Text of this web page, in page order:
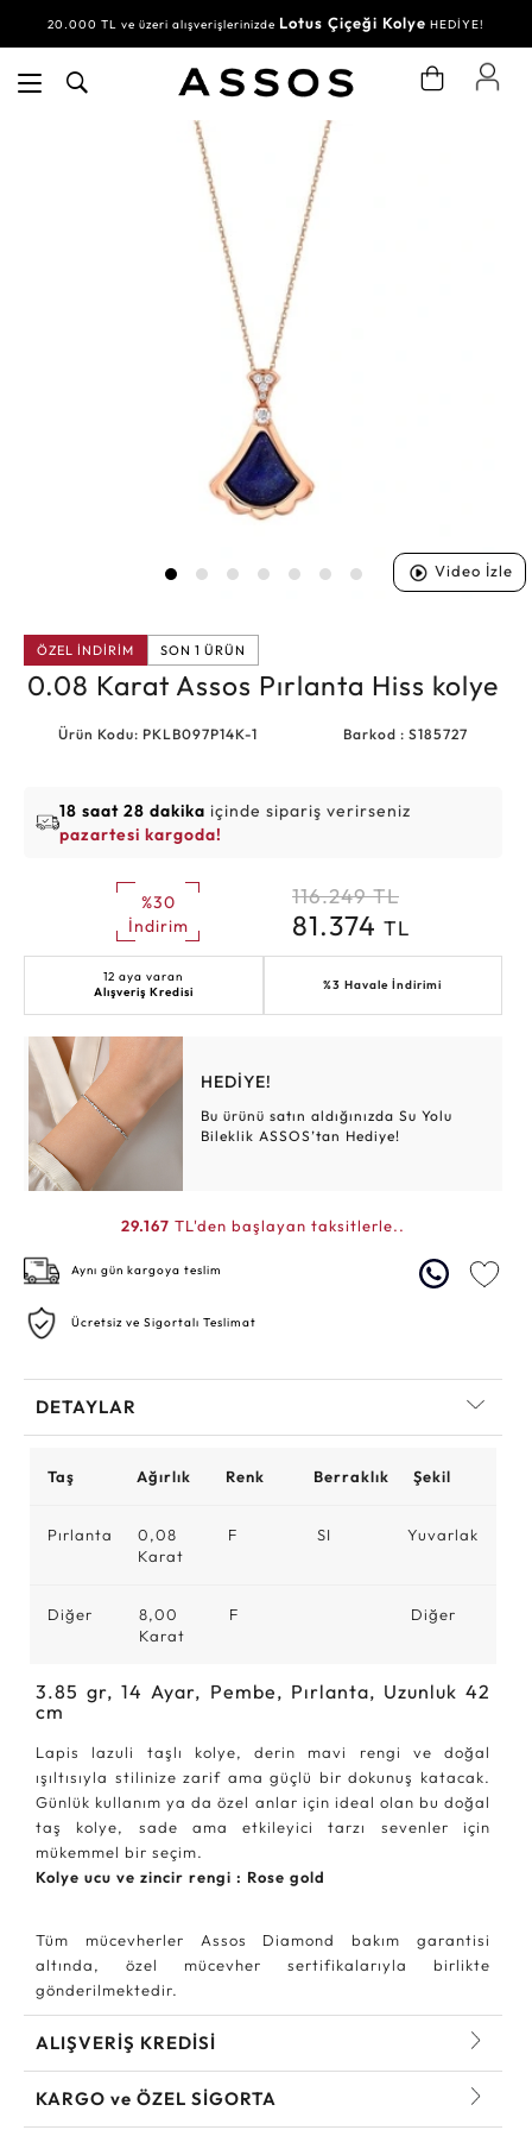
20.000 TL ve üzeri alışverişlerinizde Lotus Çiçeği Kolye HEDİYE!
Video İzle
ÖZEL İNDİRİM SON 1 ÜRÜN
0.08 Karat Assos Pırlanta Hiss kolye
Ürün Kodu: PKLB097P14K-1 Barkod : S185727
18 saat 28 dakika içinde sipariş verirseniz
pazartesi kargoda!
%30
İndirim
116.249 TL
81.374 TL
12 aya varan
Alışveriş Kredisi
%3 Havale İndirimi
HEDİYE!
Bu ürünü satın aldığınızda Su Yolu
Bileklik ASSOS’tan Hediye!
29.167 TL'den başlayan taksitlerle..
Aynı gün kargoya teslim
Ücretsiz ve Sigortalı Teslimat
DETAYLAR
Taş Ağırlık Renk Berraklık Şekil
Pırlanta
0,08
Karat
F SI Yuvarlak
Diğer
8,00
Karat
F Diğer
3.85gr,14 Ayar, Pembe, Pırlanta, Uzunluk 42
cm
Lapis lazuli taşlı kolye, derin mavi rengi ve doğal
ışıltısıyla stilinize zarif ama güçlü bir dokunuş katacak.
Günlük kullanım ya da özel anlar için ideal olan bu doğal
taş kolye, sade ama etkileyici tarzı sevenler için
mükemmel bir seçim.
Kolye ucu ve zincir rengi : Rose gold
Tüm mücevherler Assos Diamond bakım garantisi
altında, özel mücevher sertifikalarıyla birlikte
gönderilmektedir.
ALIŞVERİŞ KREDİSİ
KARGO ve ÖZEL SİGORTA